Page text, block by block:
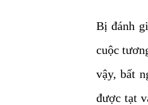
Bị đánh
cuộc
vậy, bất
được tạt